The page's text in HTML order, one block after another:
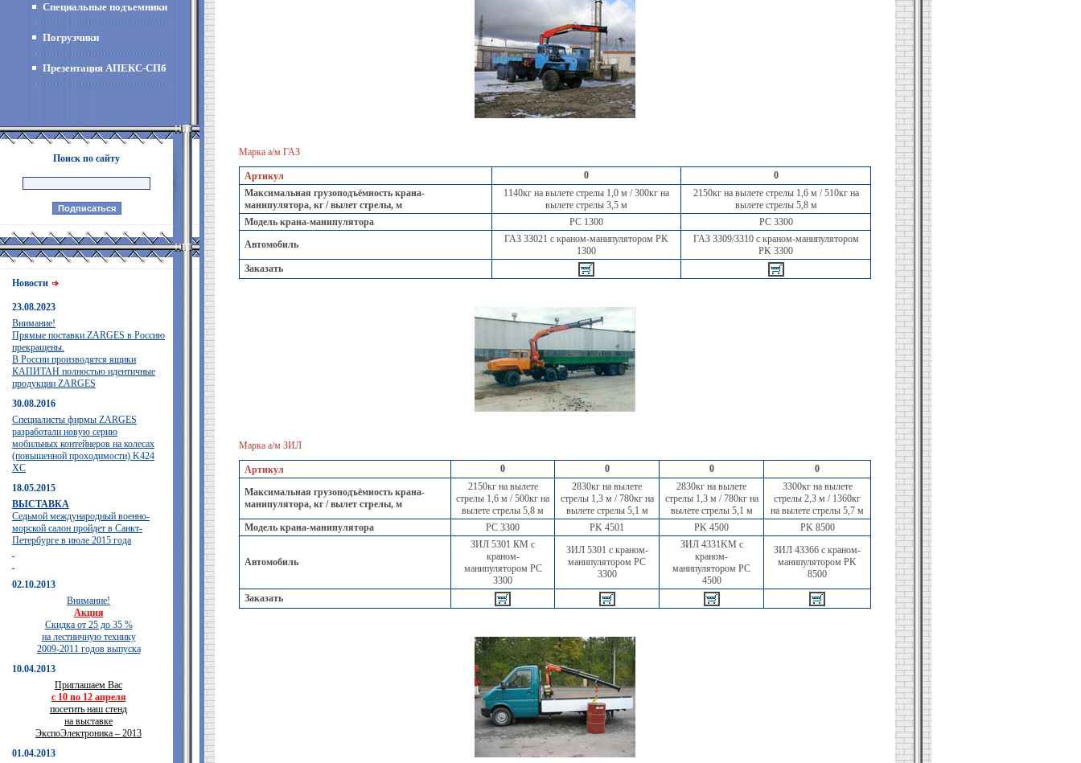
Специальные подъемники
Погрузчики
Презентация АПЕКС-СПб
Поиск по сайту
Новости
23.08.2023
Внимание!
Прямые поставки ZARGES в Россию
прекращены.
В России производятся ящики
КАПИТАН полностью идентичные
продукции ZARGES
30.08.2016
Специалисты фирмы ZARGES
разработали новую серию
мобильных контейнеров на колесах
(повышенной проходимости) K424
XC
18.05.2015
ВЫСТАВКА
Седьмой международный военно-
морской салон пройдет в Санкт-
Петербурге в июле 2015 года
02.10.2013
Внимание!
Акция
Скидка от 25 до 35 %
на лестничную технику
2009-2011 годов выпуска
10.04.2013
Приглашаем Вас
с 10 по 12 апреля
посетить наш стенд
на выставке
ЭкспоЭлектроника – 2013
01.04.2013
Марка а/м ГАЗ
Артикул 0
0
Максимальная грузоподъёмность крана-
манипулятора, кг / вылет стрелы, м
1140кг на вылете стрелы 1,0 м / 300кг на
вылете стрелы 3,5 м
2150кг на вылете стрелы 1,6 м / 510кг на
вылете стрелы 5,8 м
Модель крана-манипулятора
PC 1300
PC 3300
Автомобиль
ГАЗ 33021 с краном-манипулятором PK
1300
ГАЗ 3309/3310 с краном-манипулятором
PK 3300
Заказать
Марка а/м ЗИЛ
Артикул 0 0 0 0
Максимальная грузоподъёмность крана-
манипулятора, кг / вылет стрелы, м
2150кг на вылете
стрелы 1,6 м / 500кг на
вылете стрелы 5,8 м
2830кг на вылете
стрелы 1,3 м / 780кг на
вылете стрелы 5,1 м
2830кг на вылете
стрелы 1,3 м / 780кг на
вылете стрелы 5,1 м
3300кг на вылете
стрелы 2,3 м / 1360кг
на вылете стрелы 5,7 м
Модель крана-манипулятора
PC 3300 PK 4501 PK 4500 PK 8500
Автомобиль
ЗИЛ 5301 КМ с
краном-
манипулятором PC
3300
ЗИЛ 5301 с краном-
манипулятором PC
3300
ЗИЛ 4331KM с
краном-
манипулятором PC
4500
ЗИЛ 43366 с краном-
манипулятором PK
8500
Заказать